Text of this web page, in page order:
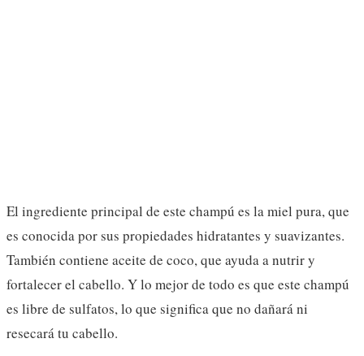
El ingrediente principal de este champú es la miel pura, que
es conocida por sus propiedades hidratantes y suavizantes.
También contiene aceite de coco, que ayuda a nutrir y
fortalecer el cabello. Y lo mejor de todo es que este champú
es libre de sulfatos, lo que significa que no dañará ni
resecará tu cabello.